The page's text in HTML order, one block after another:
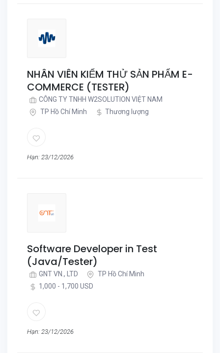
NHÂN VIÊN KIỂM THỬ SẢN PHẨM E-
COMMERCE (TESTER)
CÔNG TY TNHH W2SOLUTION VIỆT NAM
TP Hồ Chí Minh
Thương lượng
Hạn: 23/12/2026
Software Developer in Test
(Java/Tester)
GNT VN., LTD
TP Hồ Chí Minh
1,000 - 1,700 USD
Hạn: 23/12/2026